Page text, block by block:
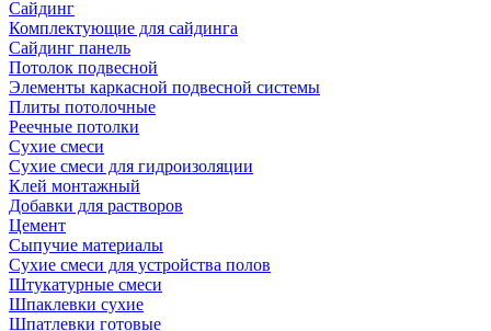
Сайдинг
Комплектующие для сайдинга
Сайдинг панель
Потолок подвесной
Элементы каркасной подвесной системы
Плиты потолочные
Реечные потолки
Сухие смеси
Сухие смеси для гидроизоляции
Клей монтажный
Добавки для растворов
Цемент
Сыпучие материалы
Сухие смеси для устройства полов
Штукатурные смеси
Шпаклевки сухие
Шпатлевки готовые